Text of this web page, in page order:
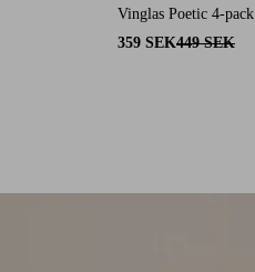
Vinglas Poetic 4-pack
359 SEK449 SEK